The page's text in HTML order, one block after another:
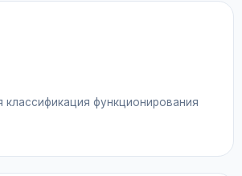
функционирования